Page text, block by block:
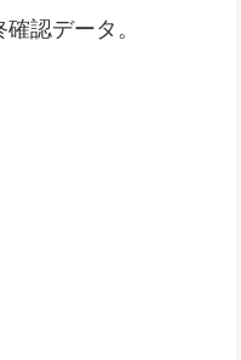
認データ。